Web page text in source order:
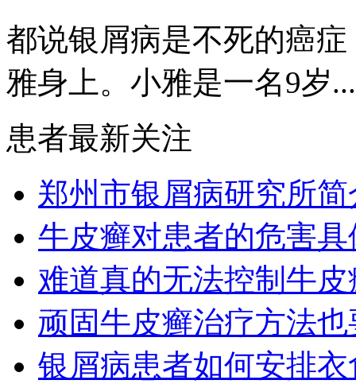
都说银屑病是不死的癌
雅身上。小雅是一名9岁...
患者最新关注
郑州市银屑病研究所简
牛皮癣对患者的危害
难道真的无法控制牛
顽固牛皮癣治疗方法也
银屑病患者如何安排